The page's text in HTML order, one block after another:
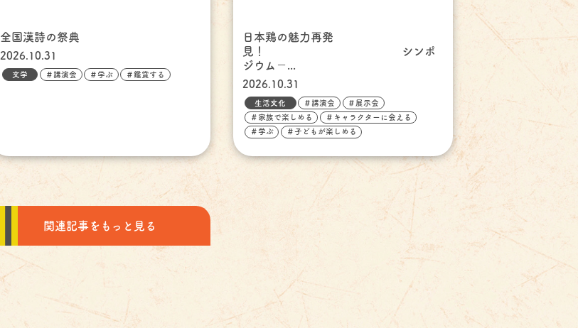
全国漢詩の祭典
2026.10.31
文学 ＃講演会 ＃学ぶ ＃鑑賞する
日本鶏の魅力再発
見！ シンポ
ジウム－...
2026.10.31
生活文化 ＃講演会 ＃展示会
＃家族で楽しめる ＃キャラクターに会える
＃学ぶ ＃子どもが楽しめる
関連記事をもっと見る